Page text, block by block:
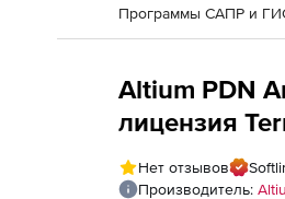
Программы САПР и
Altium PDN
лицензия
Нет отзывов
Производитель: